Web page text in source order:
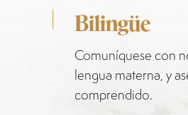
Bilingüe
Comuníquese con
lengua materna, y
comprendido.